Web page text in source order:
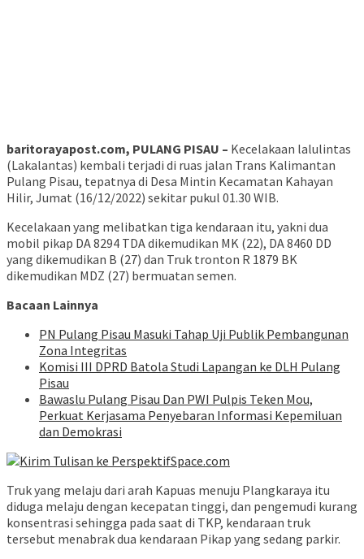
baritorayapost.com, PULANG PISAU – Kecelakaan lalulintas
(Lakalantas) kembali terjadi di ruas jalan Trans Kalimantan
Pulang Pisau, tepatnya di Desa Mintin Kecamatan Kahayan
Hilir, Jumat (16/12/2022) sekitar pukul 01.30 WIB.
Kecelakaan yang melibatkan tiga kendaraan itu, yakni dua
mobil pikap DA 8294 TDA dikemudikan MK (22), DA 8460 DD
yang dikemudikan B (27) dan Truk tronton R 1879 BK
dikemudikan MDZ (27) bermuatan semen.
Bacaan Lainnya
PN Pulang Pisau Masuki Tahap Uji Publik Pembangunan
Zona Integritas
Komisi III DPRD Batola Studi Lapangan ke DLH Pulang
Pisau
Bawaslu Pulang Pisau Dan PWI Pulpis Teken Mou,
Perkuat Kerjasama Penyebaran Informasi Kepemiluan
dan Demokrasi
Truk yang melaju dari arah Kapuas menuju Plangkaraya itu
diduga melaju dengan kecepatan tinggi, dan pengemudi kurang
konsentrasi sehingga pada saat di TKP, kendaraan truk
tersebut menabrak dua kendaraan Pikap yang sedang parkir.